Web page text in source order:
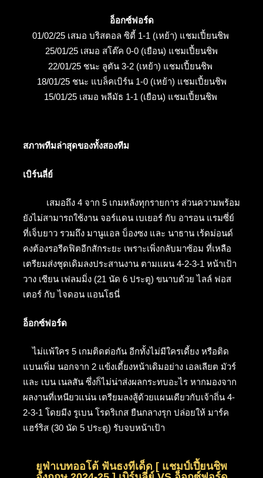
อ็อกซ์ฟอร์ด
01/02/25 เสมอ บริสตอล ซิตี้ 1-1 (เหย้า) แชมเปี้ยนชิพ
25/01/25 เสมอ สโต๊ค 0-0 (เยือน) แชมเปี้ยนชิพ
22/01/25 ชนะ ลูตัน 3-2 (เหย้า) แชมเปี้ยนชิพ
18/01/25 ชนะ แบล็คเบิร์น 1-0 (เหย้า) แชมเปี้ยนชิพ
15/01/25 เสมอ พลีมัธ 1-1 (เยือน) แชมเปี้ยนชิพ
สภาพทีมล่าสุดของทั้งสองทีม
เบิร์นลี่ย์
เสมอถึง 4 จาก 5 เกมหลังทุกรายการ ส่วนความพร้อม
ยังไม่สามารถใช้งาน จอร์แดน เบเยอร์ กับ อารอน แรมซี่ย์
ที่เจ็บยาว รวมถึง มานูแอล บ็องซง และ นาธาน เร้ดม่อนด์
คงต้องรอรีดฟิตอีกสักระยะ เพราะเพิ่งกลับมาซ้อม ที่เหลือ
เตรียมส่งชุดเดิมลงประสานงาน ตามแผน 4-2-3-1 หน้าเป้า
วาง เซียน เฟลมมิ่ง (21 นัด 6 ประตู) ขนาบด้วย ไลล์ ฟอส
เตอร์ กับ ไจดอน แอนโธนี่
อ็อกซ์ฟอร์ด
ไม่แพ้ใคร 5 เกมติดต่อกัน อีกทั้งไม่มีใครเดี้ยง หรือติด
แบนเพิ่ม นอกจาก 2 แข้งเดี้ยงหน้าเดิมอย่าง เอลเลียต มัวร์
และ เบน เนลสัน ซึ่งก็ไม่น่าส่งผลกระทบอะไร หากมองจาก
ผลงานที่เหนียวแน่น เตรียมลงสู้ด้วยแผนเดียวกับเจ้าถิ่น 4-
2-3-1 โดยมีง รูเบน โรดริเกส ยืนกลางรุก ปล่อยให้ มาร์ค
แฮร์ริส (30 นัด 5 ประตู) รับจบหน้าเป้า
ยูฟ่าเบทออโต้ ฟันธงทีเด็ด [ แชมป์เปี้ยนชิพ